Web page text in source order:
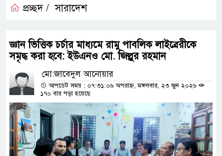
প্রচ্ছদ / সারাদেশ
জ্ঞান ভিত্তিক চর্চার মাধ্যমে রামু পাবলিক লাইব্রেরীকে
সমৃদ্ধ করা হবে: ইউএনও মো. জিল্লুর রহমান
মো:জাবেদুল আনোয়ার
আপডেট সময় : ০৭:৩১:০৬ অপরাহ্ন, মঙ্গলবার, ২৩ জুন ২০২৬
১৭০ বার পড়া হয়েছে